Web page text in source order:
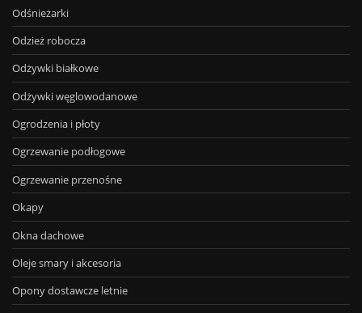
Odśnieżarki
Odzież robocza
Odżywki białkowe
Odżywki węglowodanowe
Ogrodzenia i płoty
Ogrzewanie podłogowe
Ogrzewanie przenośne
Okapy
Okna dachowe
Oleje smary i akcesoria
Opony dostawcze letnie